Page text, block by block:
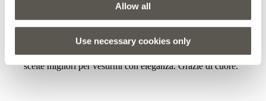
Allow all
Use necessary cookies only
Il negozio è super fornito, probabilmente uno dei migliori
scelte migliori per vestirmi con eleganza. Grazie di cuore.